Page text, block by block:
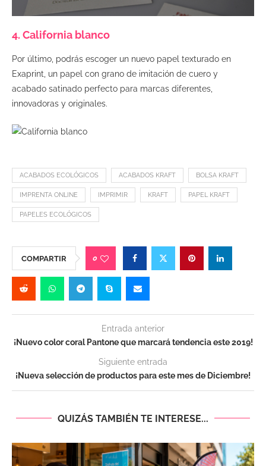
4. California blanco
Por último, podrás escoger un nuevo papel texturado en
Exaprint, un papel con grano de imitación de cuero y
acabado satinado perfecto para marcas diferentes,
innovadoras y originales.
ACABADOS ECOLÓGICOS ACABADOS KRAFT BOLSA KRAFT
IMPRENTA ONLINE IMPRIMIR KRAFT PAPEL KRAFT
PAPELES ECOLÓGICOS
COMPARTIR 0
Entrada anterior
¡Nuevo color coral Pantone que marcará tendencia este 2019!
Siguiente entrada
¡Nueva selección de productos para este mes de Diciembre!
QUIZÁS TAMBIÉN TE INTERESE...